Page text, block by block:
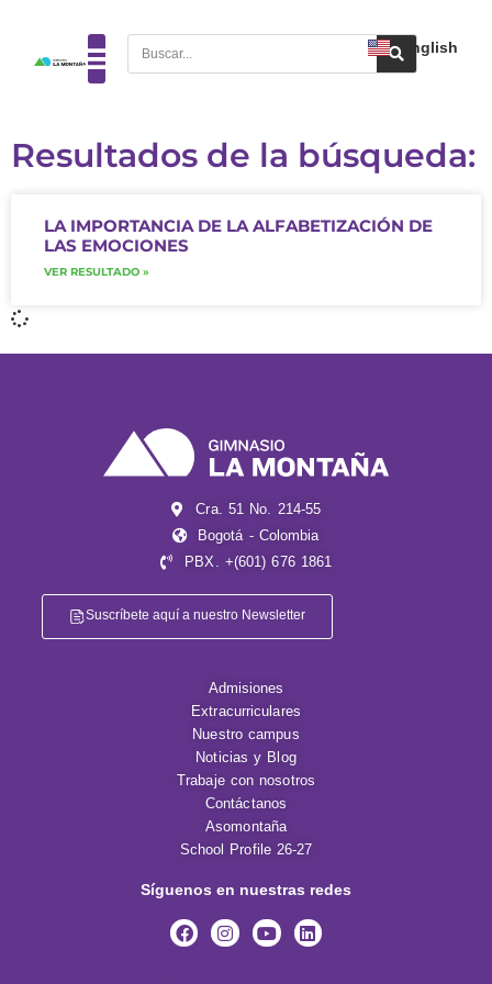
English
Resultados de la búsqueda:
LA IMPORTANCIA DE LA ALFABETIZACIÓN DE
LAS EMOCIONES
VER RESULTADO »
Cra. 51 No. 214-55
Bogotá - Colombia
PBX. +(601) 676 1861
Suscríbete aquí a nuestro Newsletter
Admisiones
Extracurriculares
Nuestro campus
Noticias y Blog
Trabaje con nosotros
Contáctanos
Asomontaña
School Profile 26-27
Síguenos en nuestras redes